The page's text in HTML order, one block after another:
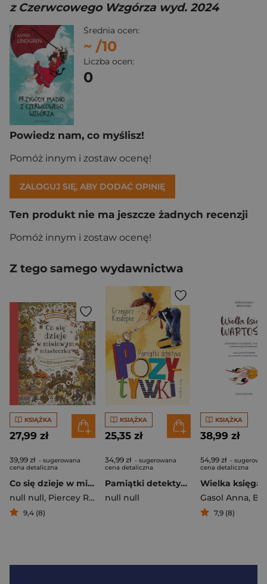
z Czerwcowego Wzgórza wyd. 2024
Średnia ocen:
~ /10
Liczba ocen:
0
Powiedz nam, co myślisz!
Pomóż innym i zostaw ocenę!
ZALOGUJ SIĘ, ABY DODAĆ OPINIĘ
Ten produkt nie ma jeszcze żadnych recenzji
Pomóż innym i zostaw ocenę!
Z tego samego wydawnictwa
KSIĄŻKA
27,99 zł
39,99 zł - sugerowana
cena detaliczna
Co się dzieje w misiowym miasteczku
null null, Piercey Rachel
9,4 (8)
KSIĄŻKA
25,35 zł
34,99 zł - sugerowana
cena detaliczna
Pamiątki detektywa Pozytywki
null null
KSIĄŻKA
38,99 zł
54,99 zł -
cena detaliczna
Gasol Anna, Blanch
7,9 (8)